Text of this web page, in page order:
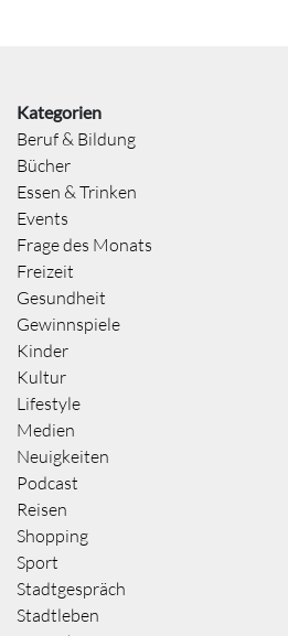
Kategorien
Beruf & Bildung
Bücher
Essen & Trinken
Events
Frage des Monats
Freizeit
Gesundheit
Gewinnspiele
Kinder
Kultur
Lifestyle
Medien
Neuigkeiten
Podcast
Reisen
Shopping
Sport
Stadtgespräch
Stadtleben